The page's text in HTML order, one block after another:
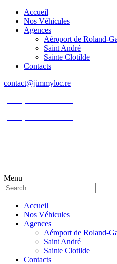
Accueil
Nos Véhicules
Agences
Aéroport de Roland-
Saint André
Sainte Clotilde
Contacts
contact@jimmyloc.re
Menu
Accueil
Nos Véhicules
Agences
Aéroport de Roland-
Saint André
Sainte Clotilde
Contacts